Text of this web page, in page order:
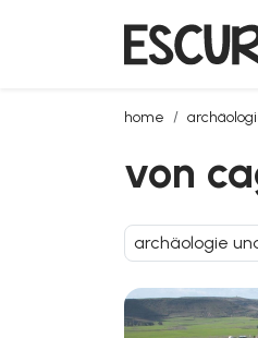
home
von cagliari:
von
archäologie